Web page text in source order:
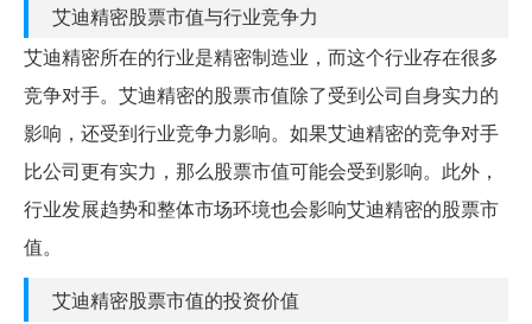
艾迪精密股票市值与行业竞争力
艾迪精密所在的行业是精密制造业，而这个行业存在很多
竞争对手。艾迪精密的股票市值除了受到公司自身实力的
影响，还受到行业竞争力影响。如果艾迪精密的竞争对手
比公司更有实力，那么股票市值可能会受到影响。此外，
行业发展趋势和整体市场环境也会影响艾迪精密的股票市
值。
艾迪精密股票市值的投资价值